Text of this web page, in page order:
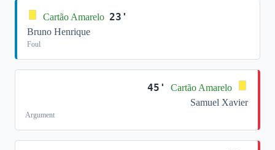
Cartão Amarelo 23'
Bruno Henrique
Foul
45'
Cartão Amarelo
Samuel Xavier
Argument